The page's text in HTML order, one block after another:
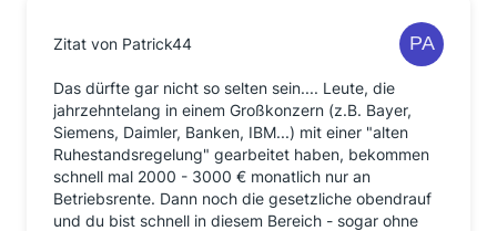
Zitat von Patrick44
Das dürfte gar nicht so selten sein.... Leute, die
jahrzehntelang in einem Großkonzern (z.B. Bayer,
Siemens, Daimler, Banken, IBM...) mit einer "alten
Ruhestandsregelung" gearbeitet haben, bekommen
schnell mal 2000 - 3000 € monatlich nur an
Betriebsrente. Dann noch die gesetzliche obendrauf
und du bist schnell in diesem Bereich - sogar ohne